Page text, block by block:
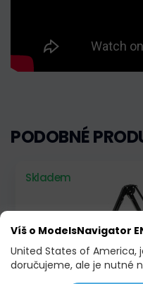
PODOBNÉ
Skladem
Víš o ModelsNavigator
United States of America,
doručujeme, ale je nutné